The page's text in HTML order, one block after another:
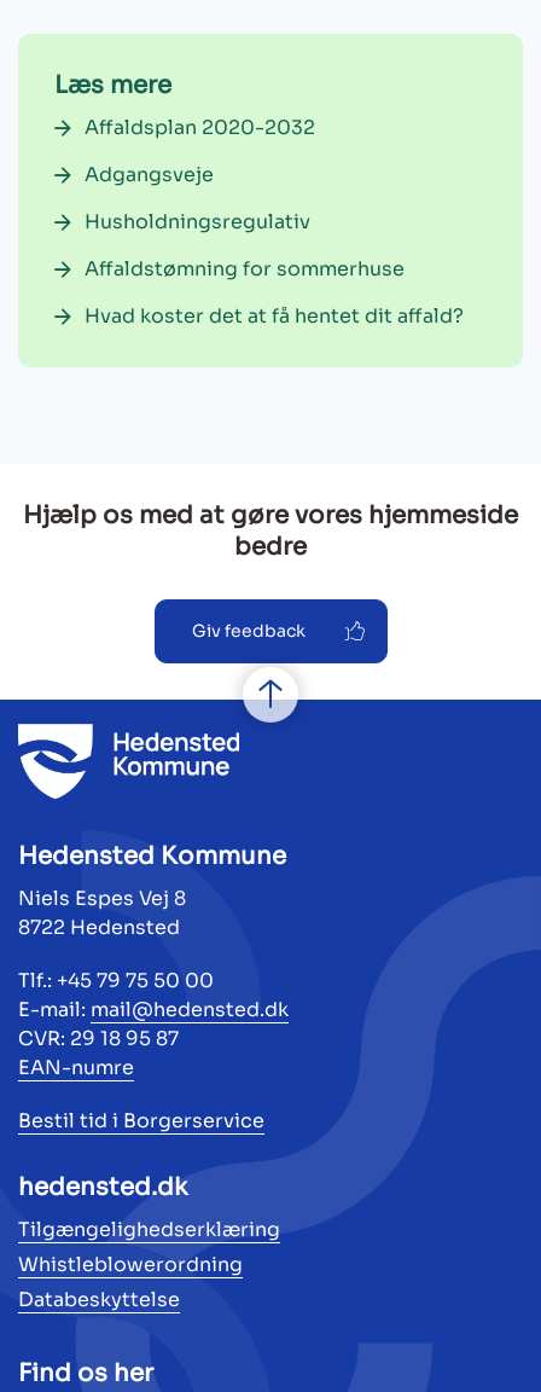
Læs mere
Affaldsplan 2020-2032
Adgangsveje
Husholdningsregulativ
Affaldstømning for sommerhuse
Hvad koster det at få hentet dit affald?
Hjælp os med at gøre vores hjemmeside
bedre
Giv feedback
Hedensted Kommune
Niels Espes Vej 8
8722 Hedensted
Tlf.: +45 79 75 50 00
E-mail: mail@hedensted.dk
CVR: 29 18 95 87
EAN-numre
Bestil tid i Borgerservice
hedensted.dk
Tilgængelighedserklæring
Whistleblowerordning
Databeskyttelse
Find os her